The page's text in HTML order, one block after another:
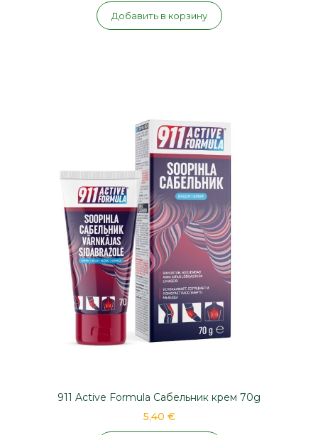
Добавить в корзину
911 Active Formula Сабельник крем 70g
5,40 €